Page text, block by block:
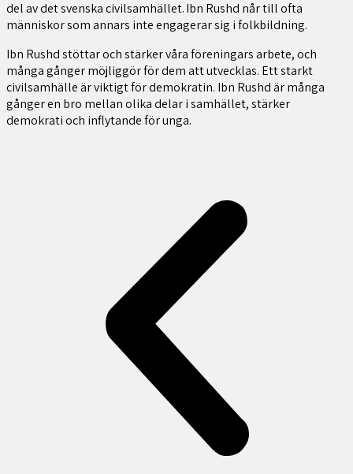
del av det svenska civilsamhället. Ibn Rushd når till ofta
människor som annars inte engagerar sig i folkbildning.
Ibn Rushd stöttar och stärker våra föreningars arbete, och
många gånger möjliggör för dem att utvecklas. Ett starkt
civilsamhälle är viktigt för demokratin. Ibn Rushd är många
gånger en bro mellan olika delar i samhället, stärker
demokrati och inflytande för unga.